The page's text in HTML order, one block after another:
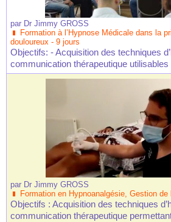
par Dr Jimmy GROSS
Formation à l’Hypnose Médicale dans la
douloureux - 9 jours
Objectifs: - Acquisition des techniques
communication thérapeutique utilisables
par Dr Jimmy GROSS
Formation en Hypnoanalgésie, Gestion de
Objectifs : Acquisition des techniques
communication thérapeutique